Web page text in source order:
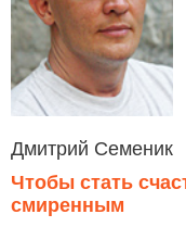
Дмитрий Семеник
Чтобы стать
смиренным